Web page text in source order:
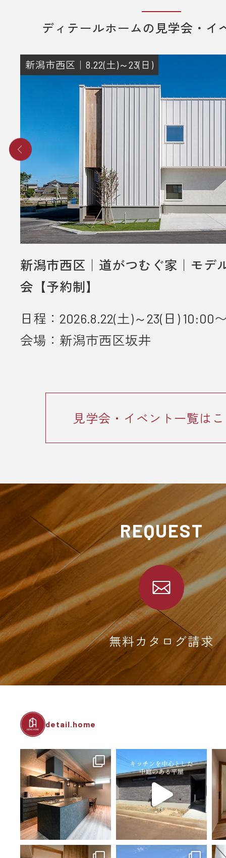
ディテールホームの見学会・イ
新潟市西区｜8.22(土)～23(日)
新潟市西区｜道がつむぐ家｜モデ
会【予約制】
日程：2026.8.22(土)～23(日) 10:00
会場：新潟市西区坂井
見学会・イベント一覧は
REQUEST
無料カタログ請求
detail.home